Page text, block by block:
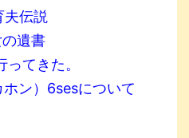
夫伝説
遺書
てきた。
ホン）6sesについて